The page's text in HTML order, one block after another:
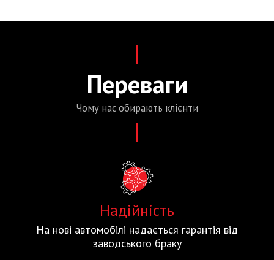
Переваги
Чому насобирають клієнти
Надійність
На нові автомобілі надається гарантія від
заводського браку